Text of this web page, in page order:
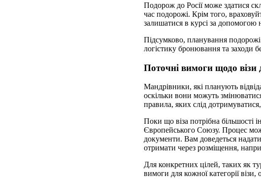
Подорож до Росії може здатися
час подорожі. Крім того,
залишатися в курсі за допомогою
Підсумково, планування
логістику бронювання та заходи
Поточні вимоги щодо візи
Мандрівники, які планують
оскільки вони можуть
правила, яких слід
Поки що віза потрібна більшості
Європейського Союзу. Процес
документи. Вам доведеться
отримати через розміщення,
Для конкретних цілей, таких як
вимоги для кожної категорії